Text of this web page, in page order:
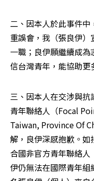
二、因本人於此事件中
重誤會，我（張良伊
一職；良伊願繼續成
信台灣青年，能協助更
三、因本人在交涉與
青年聯絡人（Focal
Taiwan, Province Of
解，良伊深感抱歉。
合國非官方青年聯絡
伊仍無法在國際青年組